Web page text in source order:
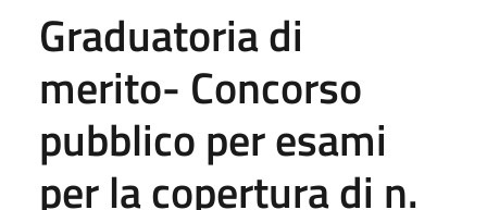
Graduatoria di
merito- Concorso
pubblico per esami
per la copertura di n.